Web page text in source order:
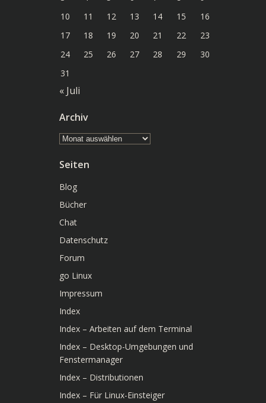
10
11 12 13 14 15
16
17
18 19 20 21 22
23
24
25 26 27 28 29
30
31
« Juli
Archiv
Archiv
Seiten
Blog
Bücher
Chat
Datenschutz
Forum
go Linux
Impressum
Index
Index – Arbeiten auf dem Terminal
Index – Desktop-Umgebungen und
Fenstermanager
Index – Distributionen
Index – Für Linux-Einsteiger